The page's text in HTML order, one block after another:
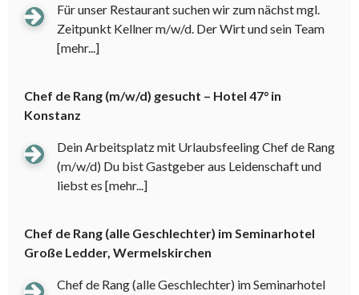
Für unser Restaurant suchen wir zum nächst mgl.
Zeitpunkt Kellner m/w/d. Der Wirt und sein Team
[mehr...]
Chef de Rang (m/w/d) gesucht – Hotel 47° in
Konstanz
Dein Arbeitsplatz mit Urlaubsfeeling Chef de Rang
(m/w/d) Du bist Gastgeber aus Leidenschaft und
liebst es [mehr...]
Chef de Rang (alle Geschlechter) im Seminarhotel
Große Ledder, Wermelskirchen
Chef de Rang (alle Geschlechter) im Seminarhotel